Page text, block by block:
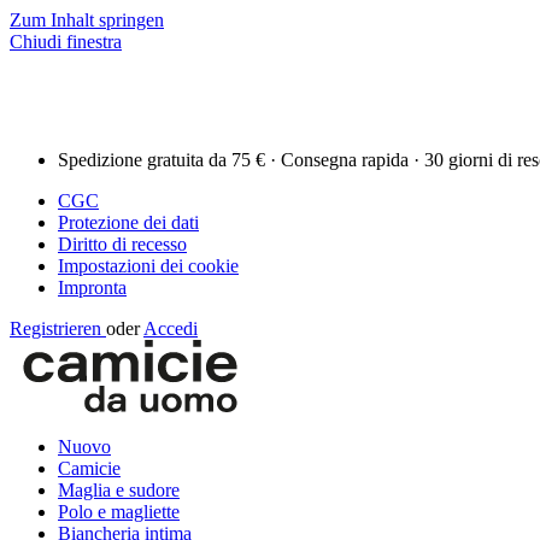
Zum Inhalt springen
Chiudi finestra
Spedizione gratuita da 75 € · Consegna rapida · 30 giorni di
CGC
Protezione dei dati
Diritto di recesso
Impostazioni dei cookie
Impronta
Registrieren oder Accedi
Nuovo
Camicie
Maglia e sudore
Polo e magliette
Biancheria intima